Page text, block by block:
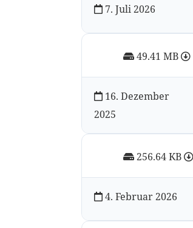
7. Juli 2026
256.64 KB
4. Februar 2026
49.41 MB
16. Dezember
2025